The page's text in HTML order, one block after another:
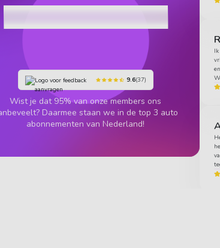
9.6(37)
Wist je dat 95% van onze members ons
Daarmee staan we in de top 3 auto
abonnementen van Nederland!